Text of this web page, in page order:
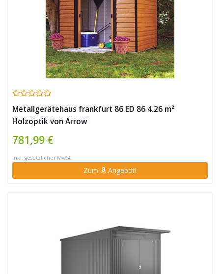
Metallgerätehaus frankfurt 86 ED 86 4.26 m²
Holzoptik von Arrow
781,99 €
inkl. gesetzlicher MwSt.
Zum Angebot!